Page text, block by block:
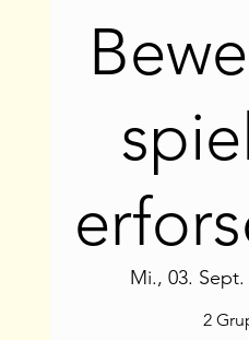
Mi., 03. Sept.
2